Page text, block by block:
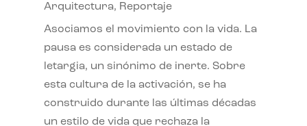
Arquitectura, Reportaje
Asociamos el movimiento con la vida. La
pausa es considerada un estado de
letargia, un sinónimo de inerte. Sobre
esta cultura de la activación, se ha
construido durante las últimas décadas
un estilo de vida que rechaza la